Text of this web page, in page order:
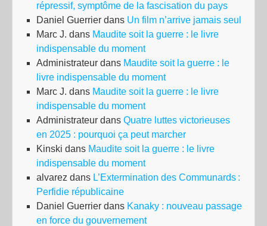
répressif, symptôme de la fascisation du pays
Daniel Guerrier dans Un film n’arrive jamais seul
Marc J. dans Maudite soit la guerre : le livre
indispensable du moment
Administrateur dans Maudite soit la guerre : le
livre indispensable du moment
Marc J. dans Maudite soit la guerre : le livre
indispensable du moment
Administrateur dans Quatre luttes victorieuses
en 2025 : pourquoi ça peut marcher
Kinski dans Maudite soit la guerre : le livre
indispensable du moment
alvarez dans L’Extermination des Communards :
Perfidie républicaine
Daniel Guerrier dans Kanaky : nouveau passage
en force du gouvernement